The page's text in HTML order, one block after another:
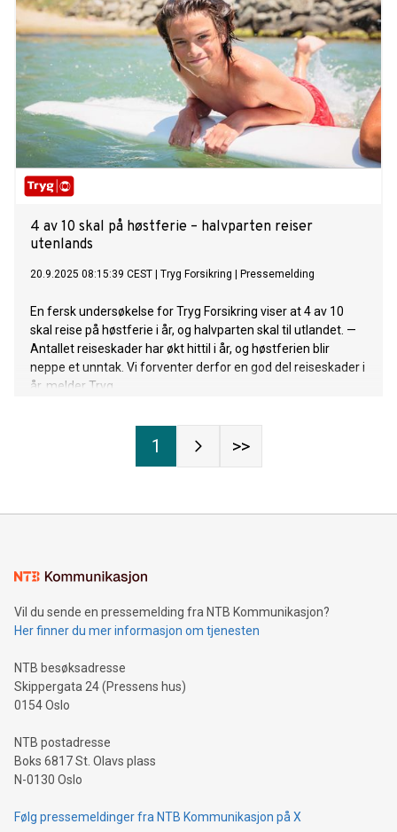
4 av 10 skal på høstferie – halvparten reiser
utenlands
20.9.2025 08:15:39 CEST Tryg Forsikring Pressemelding
En fersk undersøkelse for Tryg Forsikring viser at 4 av 10
skal reise på høstferie i år, og halvparten skal til utlandet. —
Antallet reiseskader har økt hittil i år, og høstferien blir
neppe et unntak. Vi forventer derfor en god del reiseskader i
år, melder Tryg.
1 >>
Vil du sende en pressemelding fra NTB Kommunikasjon?
Her finner du mer informasjon om tjenesten
NTB besøksadresse
Skippergata 24 (Pressens hus)
0154 Oslo
NTB postadresse
Boks 6817 St. Olavs plass
N-0130 Oslo
Følg pressemeldinger fra NTB Kommunikasjon på X